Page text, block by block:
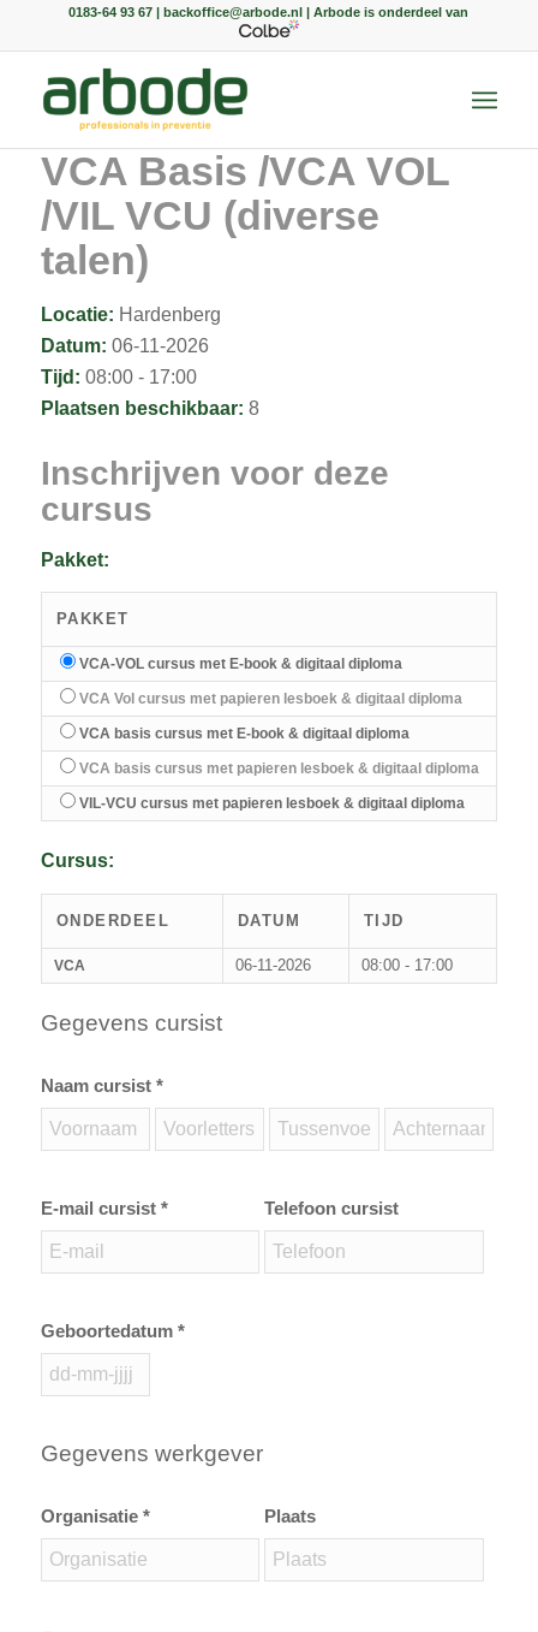
0183-64 93 67 | backoffice@arbode.nl | Arbode is onderdeel van
VCA Basis /VCA VOL
/VIL VCU (diverse
talen)
Locatie: Hardenberg
Datum: 06-11-2026
Tijd: 08:00 - 17:00
Plaatsen beschikbaar: 8
Inschrijven voor deze
cursus
Pakket:
PAKKET
VCA-VOL cursus met E-book & digitaal diploma
VCA Vol cursus met papieren lesboek & digitaal diploma
VCA basis cursus met E-book & digitaal diploma
VCA basis cursus met papieren lesboek & digitaal diploma
VIL-VCU cursus met papieren lesboek & digitaal diploma
Cursus:
ONDERDEEL DATUM TIJD
VCA 06-11-2026 08:00 - 17:00
Gegevens cursist
Naam cursist *
E-mail cursist * Telefoon cursist
Geboortedatum *
Gegevens werkgever
Organisatie * Plaats